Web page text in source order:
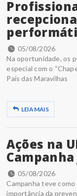
05/08/2026
Na oportunidade, os
especial com o
País das Maravilhas
LEIA MAIS
Ações na
05/08/2026
Campanha teve
importância da